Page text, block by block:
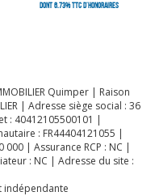
dont 6.73% TTC d'honoraires
Quimper | Raison
| Adresse siège social : 36
: 40412105500101 |
: FR44404121055 |
| Assurance RCP : NC |
: NC | Adresse du site :
indépendante